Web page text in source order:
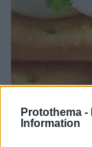
Protothema -
Information